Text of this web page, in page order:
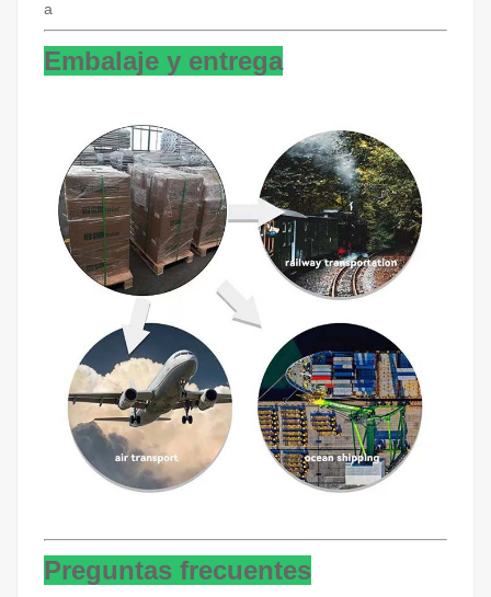
a
Embalaje y entrega
Preguntas frecuentes